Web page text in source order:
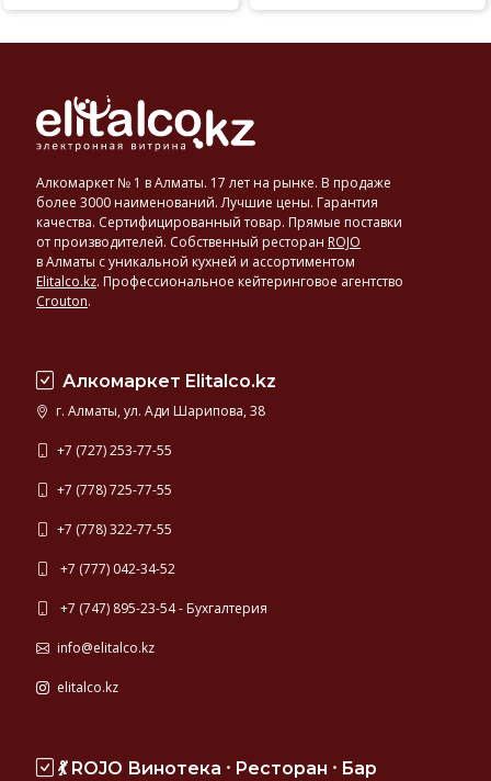
Алкомаркет № 1 в Алматы. 17 лет на рынке. В продаже
более 3000 наименований. Лучшие цены. Гарантия
качества. Сертифицированный товар. Прямые поставки
от производителей. Собственный ресторан ROJO
в Алматы с уникальной кухней и ассортиментом
Elitalco.kz. Профессиональное кейтеринговое агентство
Crouton.
Алкомаркет Elitalco.kz
г. Алматы, ул. Ади Шарипова, 38
+7 (727) 253-77-55
+7 (778) 725-77-55
+7 (778) 322-77-55
+7 (777) 042-34-52
+7 (747) 895-23-54 - Бухгалтерия
info@elitalco.kz
elitalco.kz
💃 ROJO Винотека ⸱ Ресторан ⸱ Бар